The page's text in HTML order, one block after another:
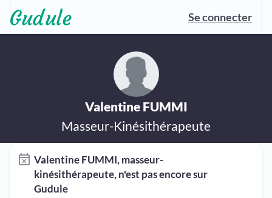
Se connecter
Valentine FUMMI
Masseur-Kinésithérapeute
Valentine FUMMI, masseur-
kinésithérapeute, n'est pas encore sur
Gudule